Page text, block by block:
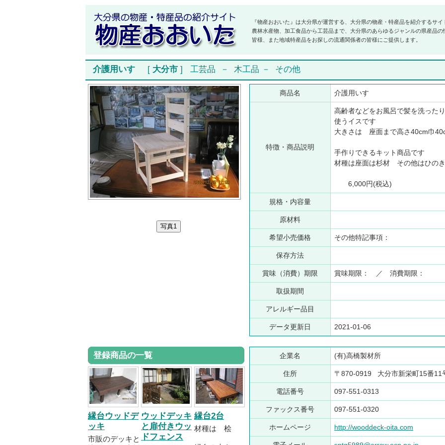
『物産おおいた』は大分県が運営する、大分県の物産・特産品を紹介するサイ
農林水産物、加工食品から工芸品まで、大分県のあらゆるジャンルの県産品
皆様、また地域特産品をお探しの流通関係者の皆様にご提供します。
介護用いす [ 大分市 ] 工芸品 － 木工品 － その他
商品名 介護用いす
特徴・商品説明
高齢者などをお風呂で髪を洗った
使うイスです
大きさは 座面まで高さ40cm巾
手作りできるキット商品です
材種は座面は杉材 その他はひの
6,000円(税込)
規格・内容量
原材料
希望小売価格 その他特記事項：
保存方法
賞味（消費）期限 賞味期限： ／ 消費期限：
取扱期間
アレルギー品目
データ更新日 2021-01-06
登録商品の一覧
縁台ウッドデ
ッキ
市販のデッキと
ウッドデッキ
と扉付きウッ
ドフェンス
縁台2台
材種は 桧
企業名 (有)高橋製材所
住所 〒870-0919 大分市新栄町15番11
電話番号 097-551-0313
ファックス番号 097-551-0320
ホームページ http://wooddeck-oita.com